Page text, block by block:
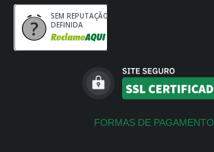
SEM REPUTAÇÃO
DEFINIDA
FORMAS DE PAGAMENTO